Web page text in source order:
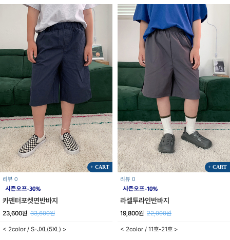
+ CART
리뷰 0
카펜터포켓면반바지
23,600원 33,600원
< 2color / S-JXL(5XL) >
+ CART
리뷰 0
라셀투라인반바지
19,800원 22,000원
< 2color / 11호-21호 >